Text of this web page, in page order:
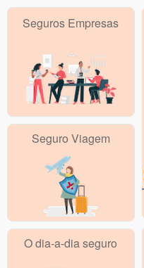
Seguros Empresas
Seguro Viagem
O dia-a-dia seguro